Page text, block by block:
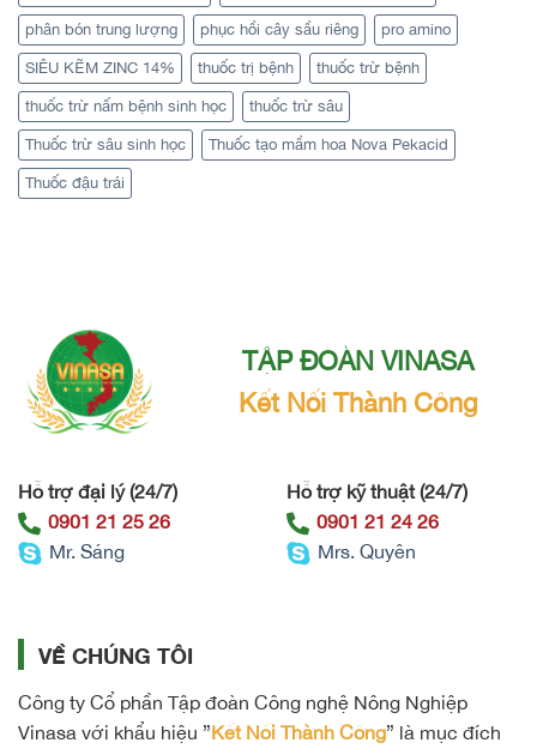
phân bón trung lượng phục hồi cây sầu riêng pro amino
SIÊU KẼM ZINC 14% thuốc trị bệnh thuốc trừ bệnh
thuốc trừ nấm bệnh sinh học thuốc trừ sâu
Thuốc trừ sâu sinh học Thuốc tạo mầm hoa Nova Pekacid
Thuốc đậu trái
TẬP ĐOÀN VINASA
Kết Nối Thành Công
Hỗ trợ đại lý (24/7)
0901 21 25 26
Mr. Sáng
Hỗ trợ kỹ thuật (24/7)
0901 21 24 26
Mrs. Quyên
VỀ CHÚNG TÔI
Công ty Cổ phần Tập đoàn Công nghệ Nông Nghiệp
Vinasa với khẩu hiệu ”Kết Nối Thành Công” là mục đích